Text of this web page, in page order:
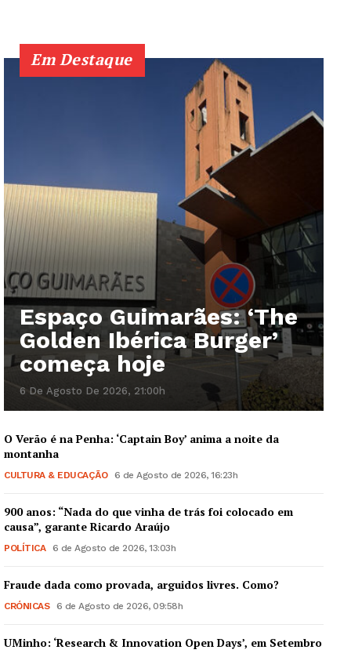
Guimarães, agora!
Em Destaque
Espaço Guimarães: ‘The
Golden Ibérica Burger’
começa hoje
6 De Agosto De 2026, 21:00h
O Verão é na Penha: ‘Captain Boy’ anima a noite da
montanha
CULTURA & EDUCAÇÃO 6 de Agosto de 2026, 16:23h
900 anos: “Nada do que vinha de trás foi colocado em
causa”, garante Ricardo Araújo
POLÍTICA 6 de Agosto de 2026, 13:03h
Fraude dada como provada, arguidos livres. Como?
CRÓNICAS 6 de Agosto de 2026, 09:58h
UMinho: ‘Research & Innovation Open Days’, em Setembro